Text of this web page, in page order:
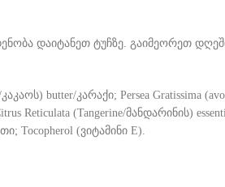
დაიტანეთ ტუჩზე. გაიმეორეთ
კაკაოს) butter/კარაქი; Persea Gratissima
Reticulata (Tangerine/მანდარინის)
Tocopherol (ვიტამინი E).